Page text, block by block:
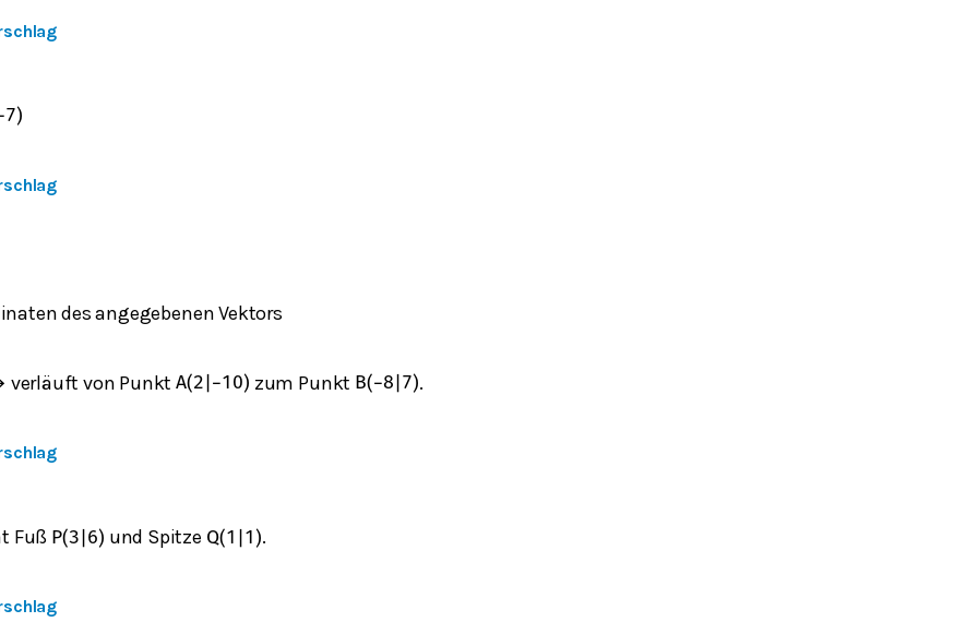
7)
des angegebenen Vektors
verläuft von PunktA(2 −10) zum Punkt B(−8 7).
Fuß P(3 6) und Spitze Q(1 1 ).